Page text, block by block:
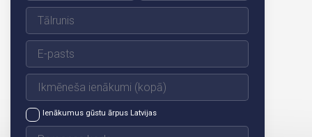
Ienākumus gūstu ārpus Latvijas